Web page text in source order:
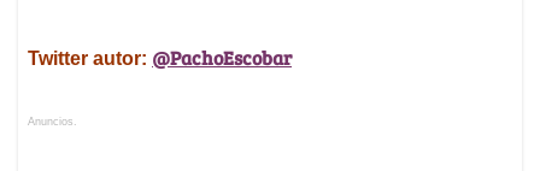
Twitter autor: @PachoEscobar
Anuncios.